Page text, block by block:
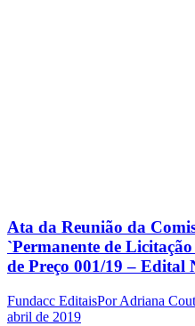
Ata da Reunião da
`Permanente de
de Preço 001/19 – Edital
Fundacc EditaisPorAdriana
abril de 2019